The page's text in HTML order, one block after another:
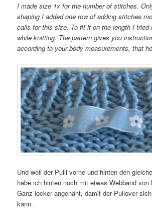
I made size 1x for the number of stitches.
shaping I added one row of adding stitches
calls for this size. To fit it on the length I tried
while knitting. The pattern gives you
according to your body measurements, that
Und weil der Pulli vorne und hinten den
habe ich hinten noch mit etwas Webband von
Ganz locker angenäht, damit der Pullover
kann.